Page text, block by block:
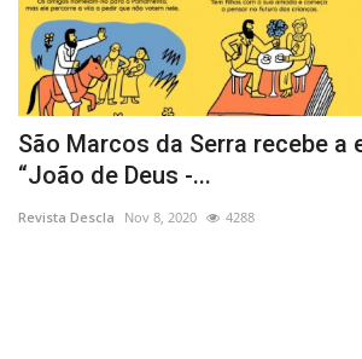
São Marcos da Serra recebe a
“João de Deus -...
Revista Descla Nov 8, 2020 4288